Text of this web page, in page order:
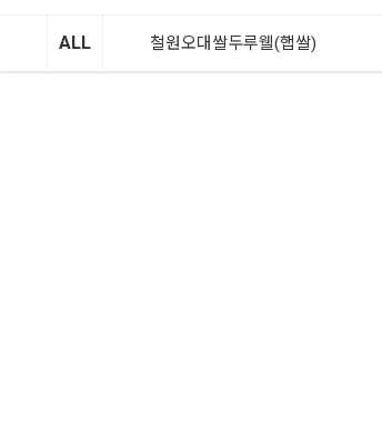
ALL 철원오대쌀두루웰(햅쌀)